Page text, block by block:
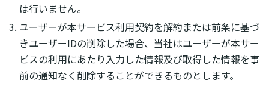
は行いません。
ユーザーが本サービス利用契約を解約または前条に基づ
きユーザーIDの削除した場合、当社はユーザーが本サー
ビスの利用にあたり入力した情報及び取得した情報を事
前の通知なく削除することができるものとします。